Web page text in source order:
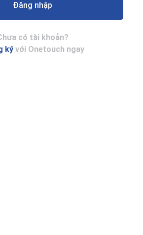
Đăng nhập
có tài khoản?
ký với Onetouch ngay